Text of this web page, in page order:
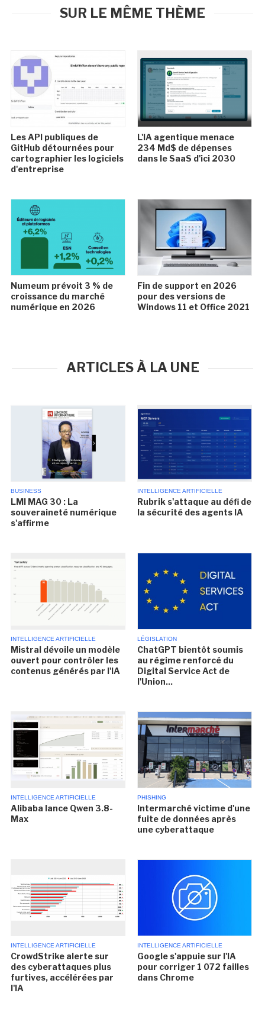
SUR LE MÊME THÈME
Les API publiques de
GitHub détournées pour
cartographier les logiciels
d'entreprise
L'IA agentique menace
234 Md$ de dépenses
dans le SaaS d'ici 2030
Numeum prévoit 3 % de
croissance du marché
numérique en 2026
Fin de support en 2026
pour des versions de
Windows 11 et Office 2021
ARTICLES À LA UNE
BUSINESS
LMI MAG 30 : La
souveraineté numérique
s'affirme
INTELLIGENCE ARTIFICIELLE
Rubrik s'attaque au défi de
la sécurité des agents IA
INTELLIGENCE ARTIFICIELLE
Mistral dévoile un modèle
ouvert pour contrôler les
contenus générés par l'IA
LÉGISLATION
ChatGPT bientôt soumis
au régime renforcé du
Digital Service Act de
l'Union...
INTELLIGENCE ARTIFICIELLE
Alibaba lance Qwen 3.8-
Max
PHISHING
Intermarché victime d'une
fuite de données après
une cyberattaque
INTELLIGENCE ARTIFICIELLE
CrowdStrike alerte sur
des cyberattaques plus
furtives, accélérées par
l'IA
INTELLIGENCE ARTIFICIELLE
Google s'appuie sur l'IA
pour corriger 1 072 failles
dans Chrome